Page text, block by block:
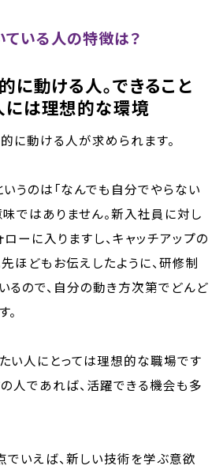
いる人の特徴は？
に動ける人。できること
には理想的な環境
に動ける人が求められます。
いうのは「なんでも自分でやらない
味ではありません。新入社員に対し
ーに入りますし、キャッチアップの
ほどもお伝えしたように、研修制
るので、自分の動き方次第でどんど
い人にとっては理想的な職場です
の人であれば、活躍できる機会も多
でいえば、新しい技術を学ぶ意欲